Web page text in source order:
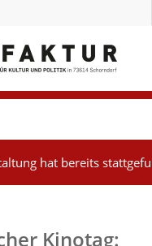
hat bereits
Kinotag: